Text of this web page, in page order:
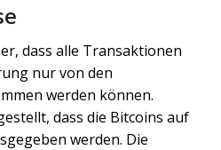
dass alle Transaktionen
nur von den
werden können.
dass die Bitcoins auf
werden. Die